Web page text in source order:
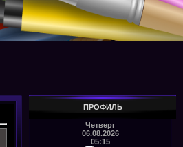
ПРОФИЛЬ
Четверг
06.08.2026
05:15